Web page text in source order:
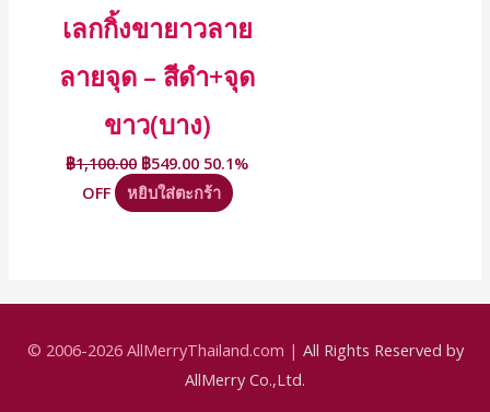
เลกกิ้งขายาวลาย
ลายจุด – สีดำ+จุด
ขาว(บาง)
฿1,100.00 ฿549.00 50.1%
OFF
หยิบใส่ตะกร้า
© 2006-2026 AllMerryThailand.com | All Rights Reserved by
AllMerry Co.,Ltd.